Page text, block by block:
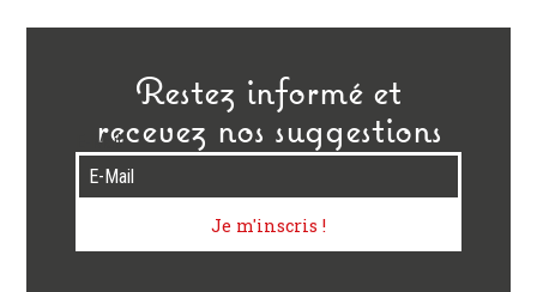
Restez informé et
recevez nos suggestions
E-Mail
Je m'inscris !